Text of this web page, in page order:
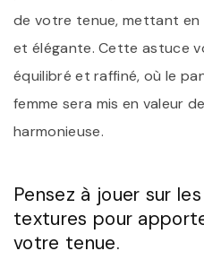
de votre tenue, mettant
et élégante. Cette astuce
équilibré et raffiné, où le
femme sera mis en valeur
harmonieuse.
Pensez à jouer sur
textures pour
votre tenue.